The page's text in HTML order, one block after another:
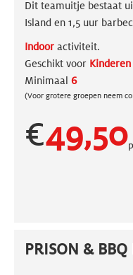
Dit teamuitje bestaat
Island en 1,5 uur
Indoor activiteit.
Geschikt voor Kinderen
Minimaal 6
(Voor grotere groepen neem
€49,50
PRISON & BBQ